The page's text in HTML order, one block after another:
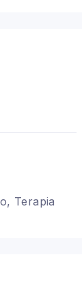
Terapia